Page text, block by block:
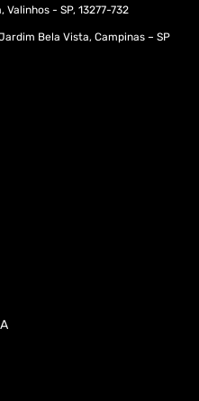
Valinhos - SP, 13277-732
Bela Vista, Campinas – SP